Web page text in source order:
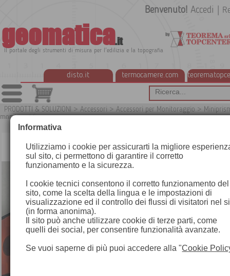
geomatica.it
Il portale degli strumenti di misura per l'edilizia e la topografia
disto.it termocamere.com
Benvenuto! Accedi
PRODOTTI & SOLUZIONI > Accessori > Accessori per Monitoraggio >
monitoraggio
Informativa
Utilizziamo i cookie per assicurarti la migliore
sul sito, ci permettono di garantire il corretto
funzionamento e la sicurezza.
I cookie tecnici consentono il corretto funzionamento del
sito, come la scelta della lingua e le impostazioni di
visualizzazione ed il controllo dei flussi di visitatori nel
(in forma anonima).
Il sito può anche utilizzare cookie di terze parti, come
quelli dei social, per consentire funzionalità avanzate.
Se vuoi saperne di più puoi accedere alla "Cookie